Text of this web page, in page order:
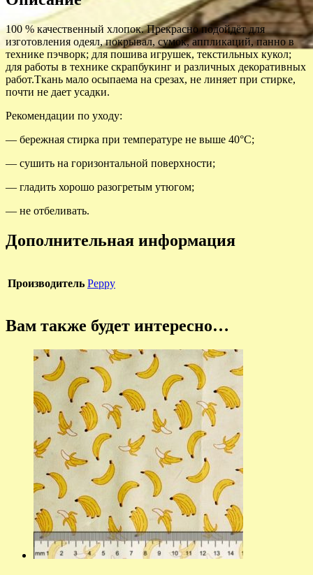
100 % качественный хлопок. Прекрасно подойдёт для
изготовления одеял, покрывал, сумок, аппликаций, панно в
технике пэчворк; для пошива игрушек, текстильных кукол;
для работы в технике скрапбукинг и различных декоративных
работ.Ткань мало осыпаема на срезах, не линяет при стирке,
почти не дает усадки.
Рекомендации по уходу:
— бережная стирка при температуре не выше 40°С;
— сушить на горизонтальной поверхности;
— гладить хорошо разогретым утюгом;
— не отбеливать.
Дополнительная информация
Производитель Peppy
Вам также будет интересно…